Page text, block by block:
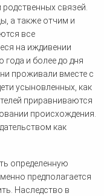
родственных связей.
а также отчим и
все
на иждивении
года и более до дня
проживали вместе с
усыновленных, как
приравниваются
происхождения.
как
определенную
предполагается
Наследство в